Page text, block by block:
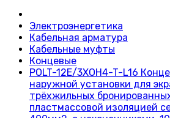
Электроэнергетика
Кабельная арматура
Кабельные муфты
Концевые
POLT-12E/3XOH4-T-L16
наружной установки для
трёхжильных
пластмассовой изоляцией